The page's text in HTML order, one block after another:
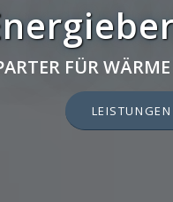
FÜR
LEISTUNGEN